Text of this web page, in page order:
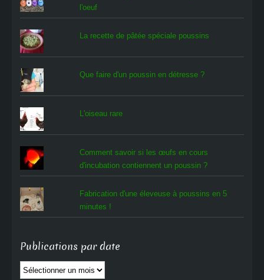
l'oeuf
La recette de pâtée spéciale poussins
Que faire d'un poussin en détresse ?
L'oiseau rare
Comment savoir si les œufs en cours
d'incubation contiennent un poussin ?
Fabrication d'une éleveuse à poussins en 5
minutes !
Publications par date
Publications